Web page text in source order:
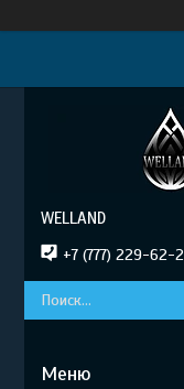
WELLAND
+7 (777) 229-62-